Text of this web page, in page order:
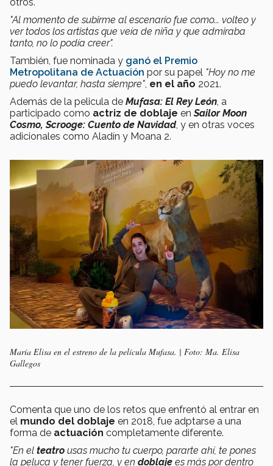
"Al momento de subirme al escenario fue como... volteo y
ver todos los artistas que veía de niña y que admiraba
tanto, no lo podía creer".
También, fue nominada y ganó el Premio
Metropolitana de Actuación por su papel "Hoy no me
puedo levantar, hasta siempre", en el año 2021.
Además de la pelicula de Mufasa: El Rey León, a
participado como actriz de doblaje enSailor Moon
Cosmo, Scrooge: Cuento de Navidad, y en otras voces
adicionales como Aladín y Moana 2.
María Elisa en el estreno de la película Mufasa. | Foto: Ma. Elisa
Gallegos
Comenta que uno de los retos que enfrentó al entrar en
el mundo del doblaje en 2018, fue adptarse a una
forma de actuación completamente diferente.
"En el teatro usas mucho tu cuerpo, pararte ahí, te pones
la peluca y tener fuerza, y en doblaje es más por dentro